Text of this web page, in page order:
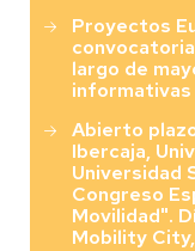
Proyectos
largo de
Abierto
Ibercaja,
Universidad
Congreso
Movilidad".
Mobility